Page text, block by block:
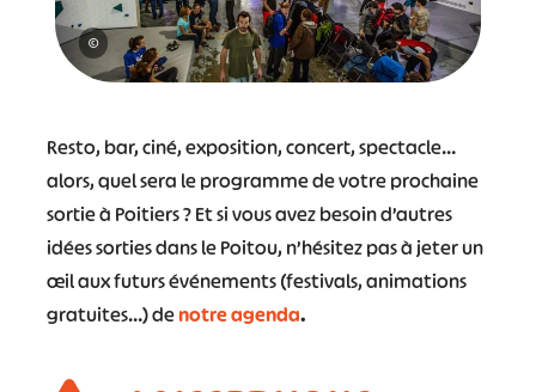
©
Resto, bar, ciné, exposition, concert, spectacle…
alors, quel sera le programme de votre prochaine
sortie à Poitiers ? Et si vous avez besoin d’autres
idées sorties dans le Poitou, n’hésitez pas à jeter un
œil aux futurs événements (festivals, animations
gratuites…) denotre agenda.